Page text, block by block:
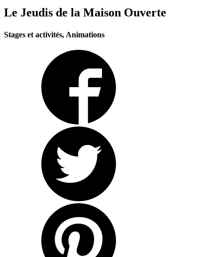
Le Jeudis de la Maison Ouverte
Stages et activités, Animations